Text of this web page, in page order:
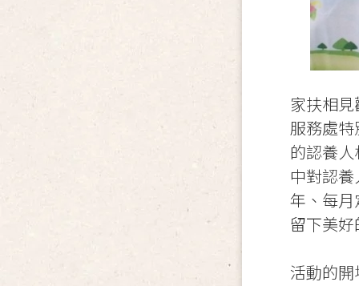
家扶相
服務處
的認養
中對認
年、每月
留下美
活動的